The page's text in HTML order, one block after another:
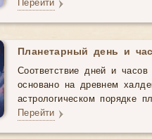
Перейти
Планетарный день и
Соответствие дней и часов
основано на древнем
астрологическом порядке
Перейти